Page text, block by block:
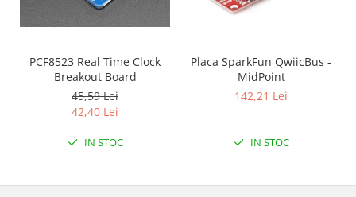
PCF8523 Real Time Clock
Breakout Board
45,59 Lei
42,40 Lei
IN STOC
Placa SparkFun QwiicBus -
MidPoint
142,21 Lei
IN STOC